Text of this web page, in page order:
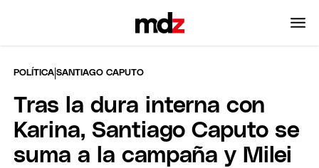
POLÍTICA |SANTIAGO CAPUTO
Tras la dura interna con
Karina, Santiago Caputo se
suma a la campaña y Milei